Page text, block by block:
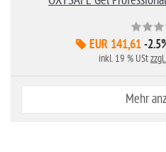
EUR 141,61 -
inkl. 19 % USt
Mehr